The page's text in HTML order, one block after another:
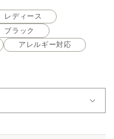
レディース
ブラック
アレルギー対応